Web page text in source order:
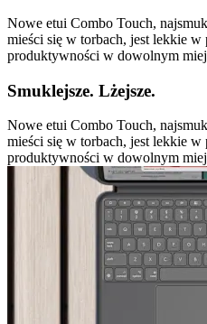
Nowe etui Combo Touch,
mieści się w torbach, jest lekkie w
produktywności w dowolnym
Smuklejsze. Lżejsze.
Nowe etui Combo Touch,
mieści się w torbach, jest lekkie w
produktywności w dowolnym